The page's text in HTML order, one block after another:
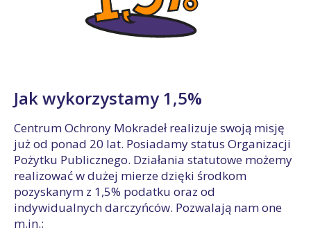
Jak wykorzystamy 1,5%
Centrum Ochrony Mokradeł realizuje swoją misję
już od ponad 20 lat. Posiadamy status Organizacji
Pożytku Publicznego. Działania statutowe możemy
realizować w dużej mierze dzięki środkom
pozyskanym z 1,5% podatku oraz od
indywidualnych darczyńców. Pozwalają nam one
m.in.: